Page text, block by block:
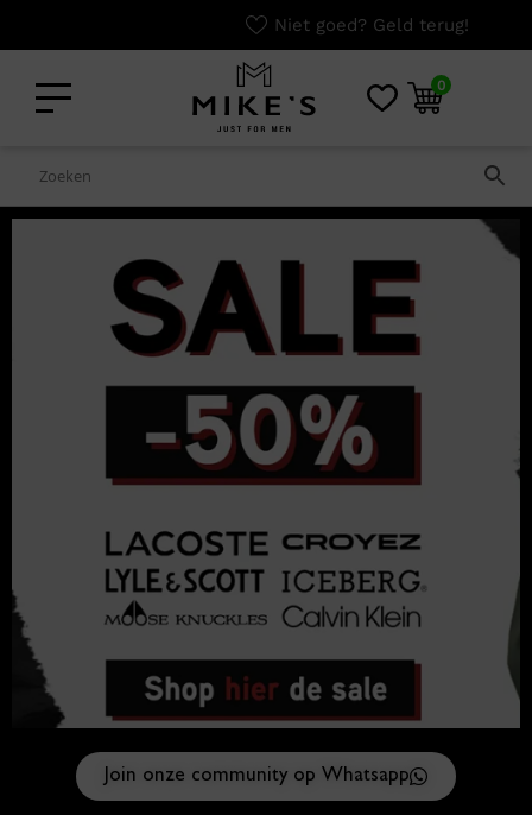
Niet goed? Geld terug!
0
Join onze community op Whatsapp